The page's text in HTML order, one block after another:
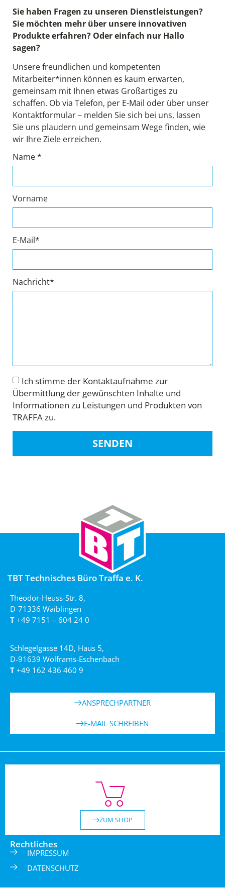
Sie haben Fragen zu unseren Dienstleistungen?
Sie möchten mehr über unsere innovativen
Produkte erfahren? Oder einfach nur Hallo
sagen?
Unsere freundlichen und kompetenten
Mitarbeiter*innen können es kaum erwarten,
gemeinsam mit Ihnen etwas Großartiges zu
schaffen. Ob via Telefon, per E-Mail oder über unser
Kontaktformular – melden Sie sich bei uns, lassen
Sie uns plaudern und gemeinsam Wege finden, wie
wir Ihre Ziele erreichen.
Name *
Vorname
E-Mail*
Nachricht*
Ich stimme der Kontaktaufnahme zur
Übermittlung der gewünschten Inhalte und
Informationen zu Leistungen und Produkten von
TRAFFA zu.
SENDEN
TBT Technisches Büro Traffa e. K.
Theodor-Heuss-Str. 8,
D-71336 Waiblingen
T +49 7151 – 604 24 0
Schlegelgasse 14D, Haus 5,
D-91639 Wolframs-Eschenbach
T +49 162 436 460 9
ANSPRECHPARTNER
E-MAIL SCHREIBEN
ZUM SHOP
Rechtliches
IMPRESSUM
DATENSCHUTZ